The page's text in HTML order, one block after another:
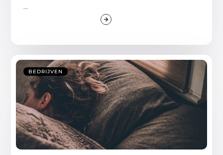
...
BEDRIJVEN